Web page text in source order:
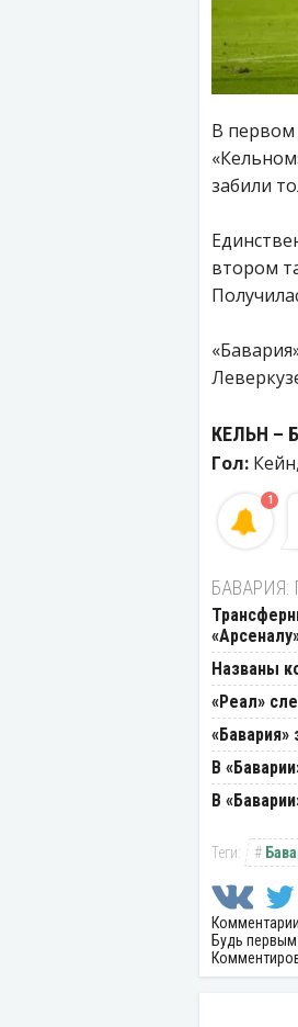
В первом
забили
втором
КЕЛЬН –
Гол:
1
Названы
«Реал»
В
В
Комментарии
Будь